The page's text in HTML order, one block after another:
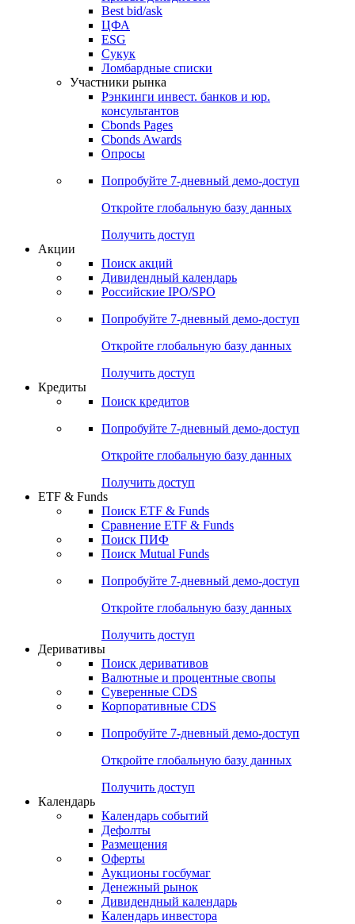
Best bid/ask
ЦФА
ESG
Сукук
Ломбардные списки
Участники рынка
Рэнкинги инвест. банков и юр.
консультантов
Cbonds Pages
Cbonds Awards
Опросы
Попробуйте 7-дневный демо-доступ
Откройте глобальную базу данных
Получить доступ
Акции
Поиск акций
Дивидендный календарь
Российские IPO/SPO
Попробуйте 7-дневный демо-доступ
Откройте глобальную базу данных
Получить доступ
Кредиты
Поиск кредитов
Попробуйте 7-дневный демо-доступ
Откройте глобальную базу данных
Получить доступ
ETF & Funds
Поиск ETF & Funds
Сравнение ETF & Funds
Поиск ПИФ
Поиск Mutual Funds
Попробуйте 7-дневный демо-доступ
Откройте глобальную базу данных
Получить доступ
Деривативы
Поиск деривативов
Валютные и процентные свопы
Суверенные CDS
Корпоративные CDS
Попробуйте 7-дневный демо-доступ
Откройте глобальную базу данных
Получить доступ
Календарь
Календарь событий
Дефолты
Размещения
Оферты
Аукционы госбумаг
Денежный рынок
Дивидендный календарь
Календарь инвестора